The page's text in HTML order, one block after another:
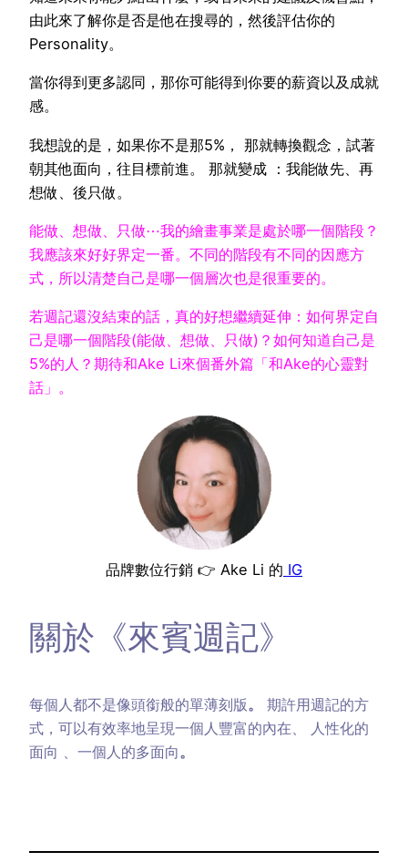
由此來了解你是否是他在搜尋的，然後評估你的
Personality。
當你得到更多認同，那你可能得到你要的薪資以及成就
感。
我想說的是，如果你不是那5%， 那就轉換觀念，試著
朝其他面向，往目標前進。 那就變成 ：我能做先、再
想做、後只做。
能做、想做、只做⋯我的繪畫事業是處於哪一個階段？
我應該來好好界定一番。不同的階段有不同的因應方
式，所以清楚自己是哪一個層次也是很重要的。
若週記還沒結束的話，真的好想繼續延伸：如何界定自
己是哪一個階段(能做、想做、只做)？如何知道自己是
5%的人？期待和Ake Li來個番外篇「和Ake的心靈對
話」。
品牌數位行銷 👉 Ake Li 的 IG
關於《來賓週記》
每個人都不是像頭銜般的單薄刻版 。
期許用週記的方
式，可以有效率地呈現一個人豐富的內在、 人性化的
面向 、一個人的多面向 。